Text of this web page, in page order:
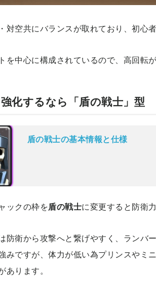
対空共にバランスが取れており、初心
を中心に構成されているので、高回転
化するなら「盾の戦士」型
盾の戦士の基本情報と仕様
ックの枠を盾の戦士に変更すると防衛
防衛から攻撃へと繋げやすく、ランバ
みですが、体力が低い為プリンスやミ
あります。